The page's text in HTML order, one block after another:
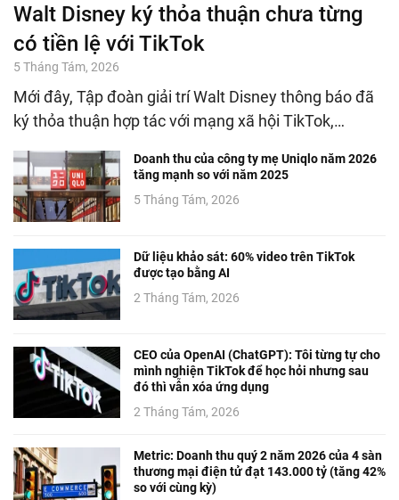
Walt Disney ký thỏa thuận chưa từng
có tiền lệ với TikTok
5 Tháng Tám, 2026
Mới đây, Tập đoàn giải trí Walt Disney thông báo đã
ký thỏa thuận hợp tác với mạng xã hội TikTok,…
Doanh thu của công ty mẹ Uniqlo năm 2026
tăng mạnh so với năm 2025
5 Tháng Tám, 2026
Dữ liệu khảo sát: 60% video trên TikTok
được tạo bằng AI
2 Tháng Tám, 2026
CEO của OpenAI (ChatGPT): Tôi từng tự cho
mình nghiện TikTok để học hỏi nhưng sau
đó thì vẫn xóa ứng dụng
2 Tháng Tám, 2026
Metric: Doanh thu quý 2 năm 2026 của 4 sàn
thương mại điện tử đạt 143.000 tỷ (tăng 42%
so với cùng kỳ)